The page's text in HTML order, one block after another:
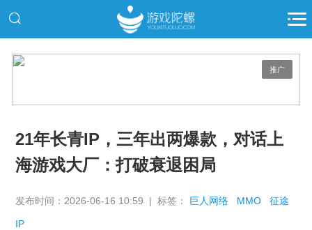
推广
21年长青IP，三年出两爆款，对话上
海游戏大厂：打破衰退困局
发布时间：2026-06-16 10:59 | 标签： 巨人网络 MMO 征途
IP